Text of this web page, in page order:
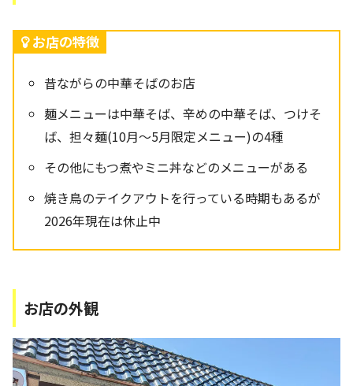
お店の特徴
昔ながらの中華そばのお店
麺メニューは中華そば、辛めの中華そば、つけそ
ば、担々麺(10月〜5月限定メニュー)の4種
その他にもつ煮やミニ丼などのメニューがある
焼き鳥のテイクアウトを行っている時期もあるが
2026年現在は休止中
お店の外観